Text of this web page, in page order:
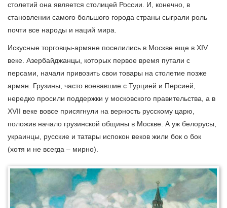
столетий она является столицей России. И, конечно, в
становлении самого большого города страны сыграли роль
почти все народы и наций мира.
Искусные торговцы-армяне поселились в Москве еще в XIV
веке. Азербайджанцы, которых первое время путали с
персами, начали привозить свои товары на столетие позже
армян. Грузины, часто воевавшие с Турцией и Персией,
нередко просили поддержки у московского правительства, а в
XVII веке вовсе присягнули на верность русскому царю,
положив начало грузинской общины в Москве. А уж белорусы,
украинцы, русские и татары испокон веков жили бок о бок
(хотя и не всегда – мирно).